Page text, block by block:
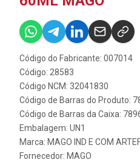
Código do Fabricante: 007014
Código: 28583
Código NCM: 32041830
Código de Barras do Produto:
Código de Barras da Caixa:
Embalagem: UN1
Marca: MAGO IND E COM
Fornecedor: MAGO